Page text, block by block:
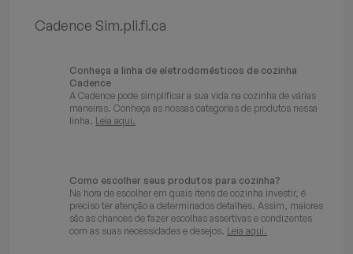
Cadence Sim.pli.fi.ca
Conheça a linha de eletrodomésticos de cozinha
Cadence
A Cadence pode simplificar a sua vida na cozinha de várias
maneiras. Conheça as nossas categorias de produtos nessa
linha. Leia aqui.
Como escolher seus produtos para cozinha?
Na hora de escolher em quais itens de cozinha investir, é
preciso ter atenção a determinados detalhes. Assim, maiores
são as chances de fazer escolhas assertivas e condizentes
com as suas necessidades e desejos. Leia aqui.